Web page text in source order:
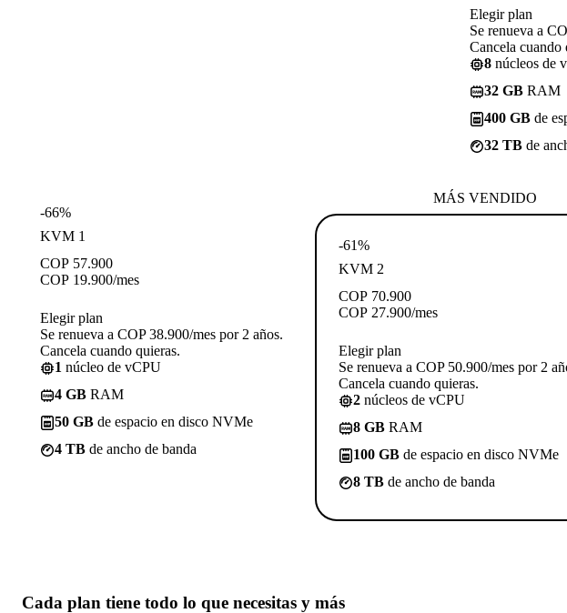
Elegir plan
Se renueva a
Cancela cuando
8 núcleos de
32 GB RAM
400 GB de
32 TB de
-66%
KVM 1
COP 57.900
COP 19.900/mes
Elegir plan
Se renueva a COP 38.900/mes por 2 años.
Cancela cuando quieras.
1 núcleo de vCPU
4 GB RAM
50 GB de espacio en disco NVMe
4 TB de ancho de banda
MÁS VENDIDO
-61%
KVM 2
COP 70.900
COP 27.900/mes
Elegir plan
Se renueva a COP 50.900/mes por 2
Cancela cuando quieras.
2 núcleos de vCPU
8 GB RAM
100 GB de espacio en disco NVMe
8 TB de ancho de banda
Cada plan tiene todo lo que necesitas y más